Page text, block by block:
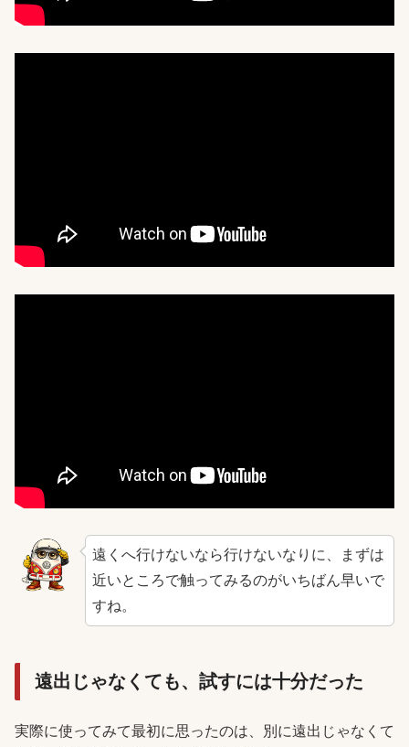
遠くへ行けないなら行けないなりに、まずは
近いところで触ってみるのがいちばん早いで
すね。
遠出じゃなくても、試すには十分だった
実際に使ってみて最初に思ったのは、別に遠出じゃなくて